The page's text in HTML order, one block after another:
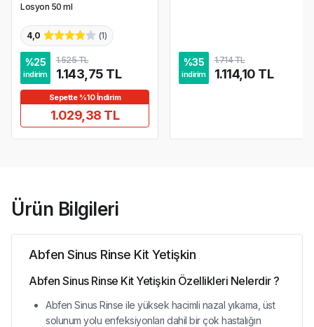
Losyon 50 ml
4,0 (1)
%25
indirim
1.525 TL
1.143,75 TL
Sepette %10 İndirim
1.029,38 TL
%35
indirim
1.714 TL
1.114,10 TL
Ürün Bilgileri
Abfen Sinus Rinse Kit Yetişkin
Abfen Sinus Rinse Kit Yetişkin Özellikleri Nelerdir ?
Abfen Sinus Rinse ile yüksek hacimli nazal yıkama, üst
solunum yolu enfeksiyonları dahil bir çok hastalığın